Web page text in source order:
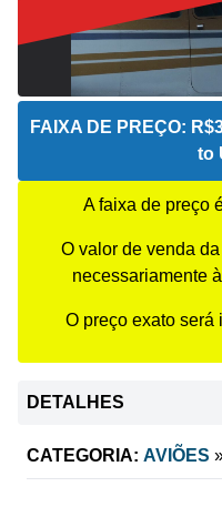
FAIXA DE PREÇO:
to
A faixa de preço
O valor de venda
necessariamente
O preço exato será
DETALHES
CATEGORIA: AVIÕES